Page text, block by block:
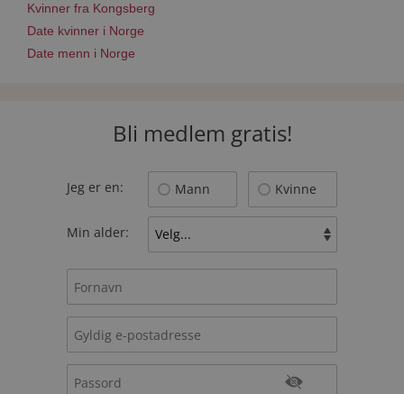
Kvinner fra Kongsberg
Date kvinner i Norge
Date menn i Norge
Bli medlem gratis!
Jeg er en: Mann Kvinne
Min alder: